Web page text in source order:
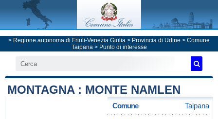
> Regione autonoma di Friuli-Venezia Giulia > Provincia di Udine > Comune
Taipana> Punto di interesse
MONTAGNA : MONTE NAMLEN
Comune Taipana